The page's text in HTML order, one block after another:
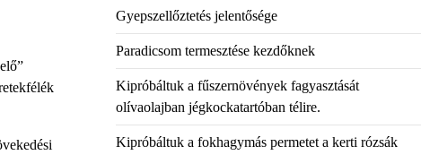
Gyepszellőztetés jelentősége
Paradicsom termesztése kezdőknek
Kipróbáltuk a fűszernövények fagyasztását
olívaolajban jégkockatartóban télire.
Kipróbáltuk a fokhagymás permetet a kerti rózsák